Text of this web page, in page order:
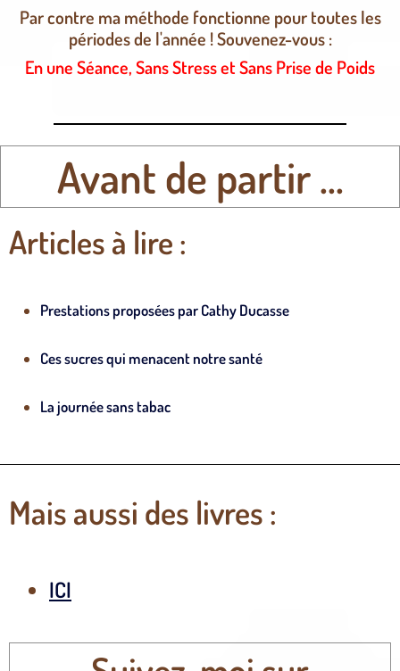
Par contre ma méthode fonctionne pour toutes les
périodes de l'année ! Souvenez-vous :
En une Séance, Sans Stress et Sans Prise de Poids
Avant de partir ...
Articles à lire :
Prestations proposées par Cathy Ducasse
Ces sucres qui menacent notre santé
La journée sans tabac
Mais aussi des livres :
ICI